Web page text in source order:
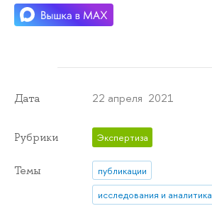
Дата 22 апреля 2021
Рубрики Экспертиза
Темы
публикации
исследования и аналитика